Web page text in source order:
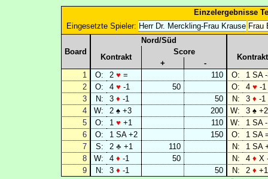
Einzelergebnisse
Eingesetzte Spieler: Herr Dr. Merckling-Frau Krause Frau
Board
Nord/Süd
Kontrakt
Score
Kontrakt
+
-
1
O: 2 ♥ = 110 O:
1 SA
2
O: 4 ♥ -1 50 O: 4 ♥ -1
3
N: 3 ♦ -1 50 N: 3 ♦ -1
4
W: 2 ♠ +3 200 W:
3 ♠ +2
5
O: 1 ♥ +1 110 W:
1 SA
6
O: 1 SA +2 150 O:
1 SA
7
S: 2 ♣ +1 110 N:
1 SA
8
W: 4 ♦ -1 50 N: 4 ♦ X
9
N: 3 ♦ -1 50 N: 2 ♦ +1